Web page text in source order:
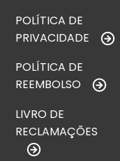
POLÍTICA DE
PRIVACIDADE
POLÍTICA DE
REEMBOLSO
LIVRO DE
RECLAMAÇÕES